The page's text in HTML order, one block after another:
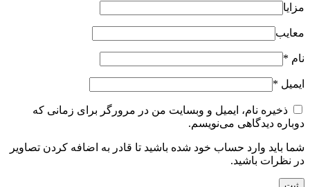
مزایا
معایب
نام *
ایمیل *
ذخیره نام، ایمیل و وبسایت من در مرورگر برای زمانی که
دوباره دیدگاهی می‌نویسم.
شما باید وارد حساب خود شده باشید تا قادر به اضافه کردن تصاویر
در نظرات باشید.